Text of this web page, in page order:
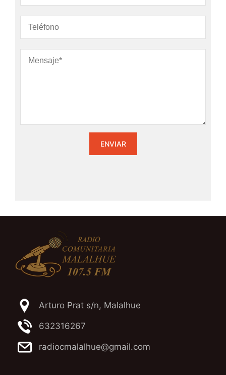
Arturo Prat s/n, Malalhue
632316267
radiocmalalhue@gmail.com